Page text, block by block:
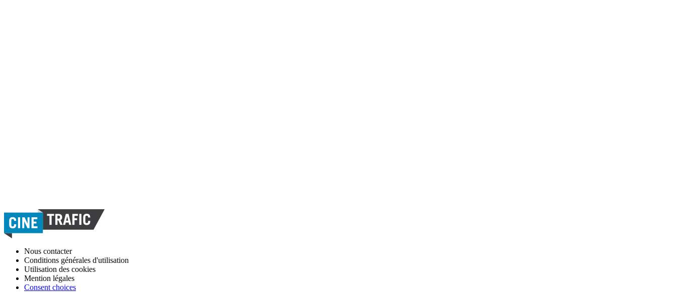
Nous contacter
Conditions générales d'utilisation
Utilisation des cookies
Mention légales
Consent choices